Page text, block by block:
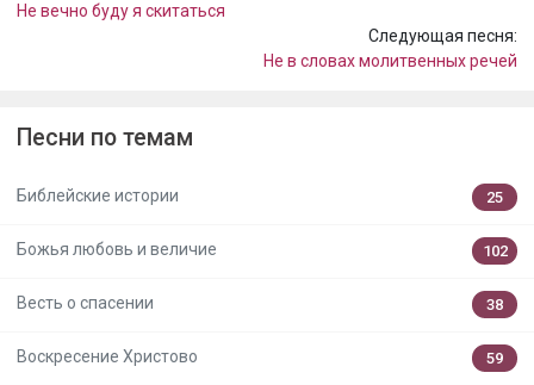
Не вечно буду я скитаться
Следующая песня:
Не в словах молитвенных речей
Песни по темам
Библейские истории 25
Божья любовь и величие 102
Весть о спасении 38
Воскресение Христово 59